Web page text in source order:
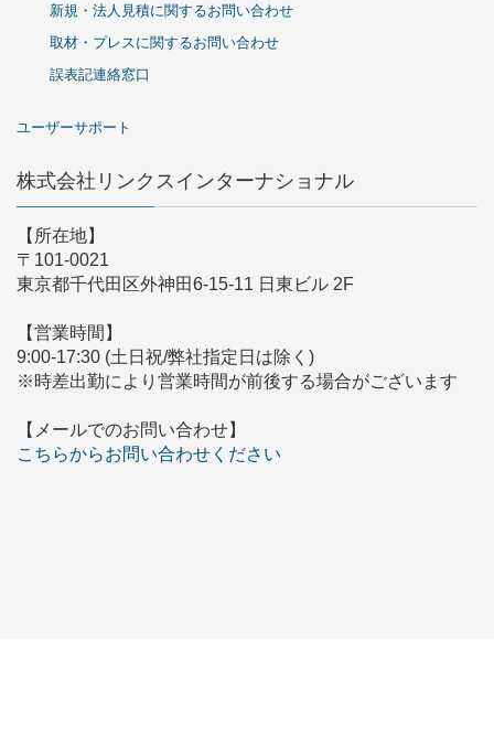
新規・法人見積に関するお問い合わせ
取材・プレスに関するお問い合わせ
誤表記連絡窓口
ユーザーサポート
株式会社リンクスインターナショナル
【所在地】
〒101-0021
東京都千代田区外神田6-15-11 日東ビル 2F
【営業時間】
9:00-17:30 (土日祝/弊社指定日は除く)
※時差出勤により営業時間が前後する場合がございます
【メールでのお問い合わせ】
こちらからお問い合わせください